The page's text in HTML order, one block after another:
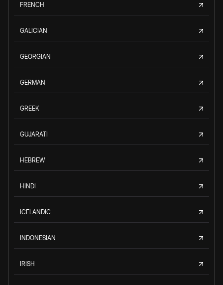
FRENCH
GALICIAN
GEORGIAN
GERMAN
GREEK
GUJARATI
HEBREW
HINDI
ICELANDIC
INDONESIAN
IRISH